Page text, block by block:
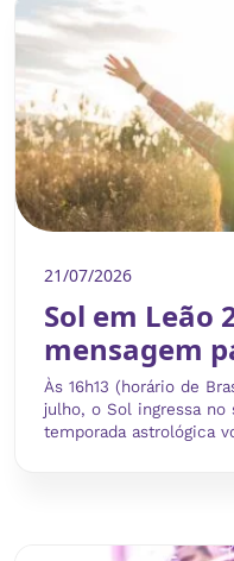
21/07/2026
Sol em Leão
mensagem
Às 16h13 (horário de
julho, o Sol ingressa no
temporada astrológica